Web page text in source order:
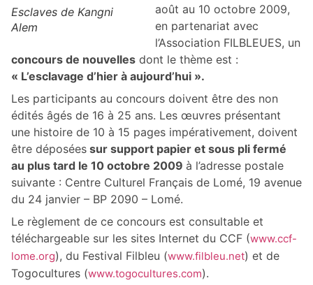
Esclaves de Kangni
Alem
août au 10 octobre 2009,
en partenariat avec
l’Association FILBLEUES, un
concours de nouvelles dont le thème est :
« L’esclavage d’hier à aujourd’hui ».
Les participants au concours doivent être des non
édités âgés de 16 à 25 ans. Les œuvres présentant
une histoire de 10 à 15 pages impérativement, doivent
être déposées sur support papier et sous pli fermé
au plus tard le 10 octobre 2009 à l’adresse postale
suivante : Centre Culturel Français de Lomé, 19 avenue
du 24 janvier – BP 2090 – Lomé.
Le règlement de ce concours est consultable et
téléchargeable sur les sites Internet du CCF (www.ccf-
lome.org), du Festival Filbleu (www.filbleu.net) et de
Togocultures (www.togocultures.com).